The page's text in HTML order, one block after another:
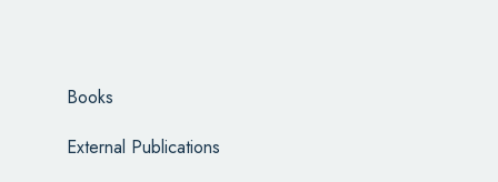
Books
External Publications